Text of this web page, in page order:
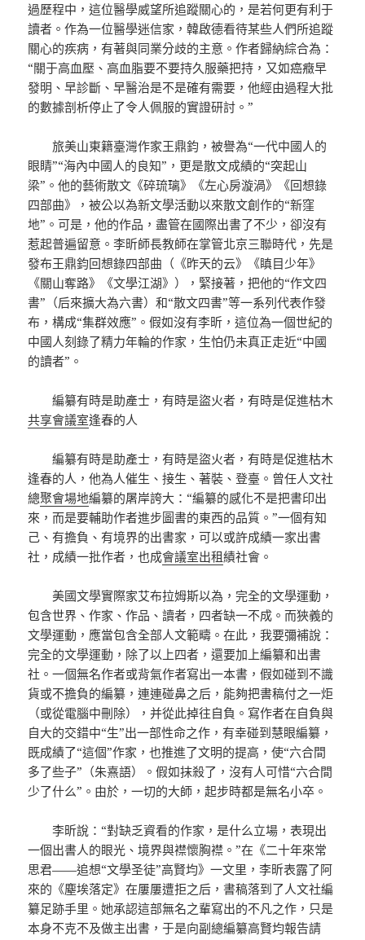
過歷程中，這位醫學威望所追蹤關心的，是若何更有利于
讀者。作為一位醫學迷信家，韓啟德看待某些人們所追蹤
關心的疾病，有著與同業分歧的主意。作者歸納綜合為：
“關于高血壓、高血脂要不要持久服藥把持，又如癌癥早
發明、早診斷、早醫治是不是確有需要，他經由過程大批
的數據剖析停止了令人佩服的實證研討。”
旅美山東籍臺灣作家王鼎鈞，被譽為“一代中國人的
眼睛”“海內中國人的良知”，更是散文成績的“突起山
梁”。他的藝術散文《碎琉璃》《左心房漩渦》《回想錄
四部曲》，被公以為新文學活動以來散文創作的“新窪
地”。可是，他的作品，盡管在國際出書了不少，卻沒有
惹起普遍留意。李昕師長教師在掌管北京三聯時代，先是
發布王鼎鈞回想錄四部曲（《昨天的云》《瞋目少年》
《關山奪路》《文學江湖》），緊接著，把他的“作文四
書”（后來擴大為六書）和“散文四書”等一系列代表作發
布，構成“集群效應”。假如沒有李昕，這位為一個世紀的
中國人刻錄了精力年輪的作家，生怕仍未真正走近“中國
的讀者”。
編纂有時是助產士，有時是盜火者，有時是促進枯木
共享會議室逢春的人
編纂有時是助產士，有時是盜火者，有時是促進枯木
逢春的人，他為人催生、接生、著裝、登臺。曾任人文社
總聚會場地編纂的屠岸誇大：“編纂的感化不是把書印出
來，而是要輔助作者進步圖書的東西的品質。”一個有知
己、有擔負、有境界的出書家，可以或許成績一家出書
社，成績一批作者，也成會議室出租績社會。
美國文學實際家艾布拉姆斯以為，完全的文學運動，
包含世界、作家、作品、讀者，四者缺一不成。而狹義的
文學運動，應當包含全部人文範疇。在此，我要彌補說：
完全的文學運動，除了以上四者，還要加上編纂和出書
社。一個無名作者或背氣作者寫出一本書，假如碰到不識
貨或不擔負的編纂，連連碰鼻之后，能夠把書稿付之一炬
（或從電腦中刪除），并從此掉往自負。寫作者在自負與
自大的交錯中“生”出一部性命之作，有幸碰到慧眼編纂，
既成績了“這個”作家，也推進了文明的提高，使“六合間
多了些子”（朱熹語）。假如抹殺了，沒有人可惜“六合間
少了什么”。由於，一切的大師，起步時都是無名小卒。
李昕說：“對缺乏資看的作家，是什么立場，表現出
一個出書人的眼光、境界與襟懷胸襟。”在《二十年來常
思君——追想“文學圣徒”高賢均》一文里，李昕表露了阿
來的《塵埃落定》在屢屢遭拒之后，書稿落到了人文社編
纂足跡手里。她承認這部無名之輩寫出的不凡之作，只是
本身不克不及做主出書，于是向副總編纂高賢均報告請